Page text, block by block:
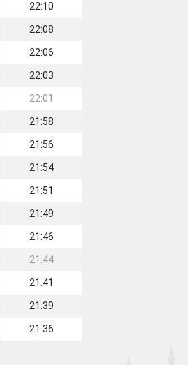
22:10
22:08
22:06
22:03
22:01
21:58
21:56
21:54
21:51
21:49
21:46
21:44
21:41
21:39
21:36